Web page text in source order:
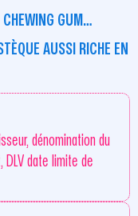
CHEWING GUM…
AUSSI RICHE EN
dénomination du
DLV date limite de